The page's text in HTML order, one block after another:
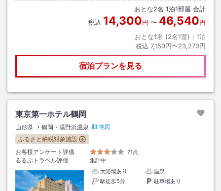
おとな2名 1泊1部屋 合計
税込 14,300円 〜 46,540円
おとな1名 (2名1室)｜ 1泊
税込 7,150円〜23,270円
宿泊プランを見る
東京第一ホテル鶴岡
山形県 鶴岡・湯野浜温泉
地図
ふるさと納税対象施設
お客様アンケート評価
71点
るるぶトラベル評価
集計中
大浴場あり
温泉
駅徒歩5分
駐車場あり